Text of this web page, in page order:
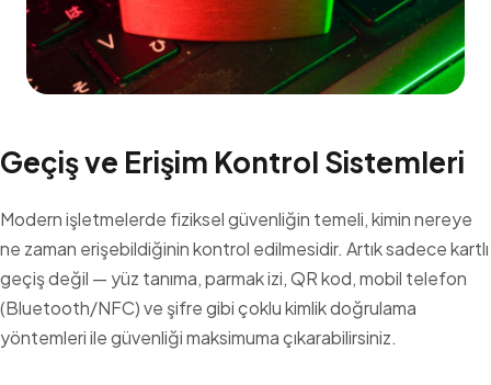
Geçiş ve Erişim Kontrol Sistemleri
Modern işletmelerde fiziksel güvenliğin temeli, kimin nereye
ne zaman erişebildiğinin kontrol edilmesidir. Artık sadecekartlı
geçişdeğil — yüz tanıma, parmak izi, QR kod, mobil telefon
(Bluetooth/NFC) ve şifre gibi çoklu kimlik doğrulama
yöntemleri ile güvenliği maksimuma çıkarabilirsiniz.